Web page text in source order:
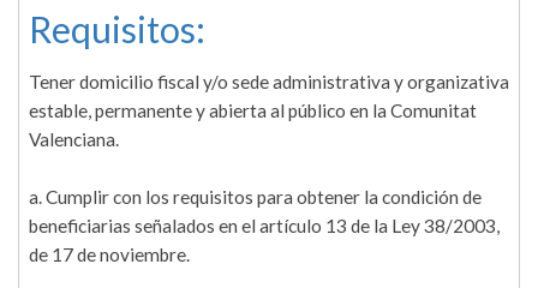
Requisitos:
Tener domicilio fiscal y/o sede administrativa y organizativa
estable, permanente y abierta al público en la Comunitat
Valenciana.
a. Cumplir con los requisitos para obtener la condición de
beneficiarias señalados en el artículo 13 de la Ley 38/2003,
de 17 de noviembre.